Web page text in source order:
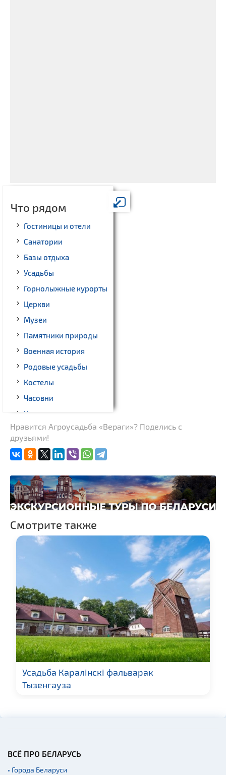
Что рядом
Гостиницы и отели
Санатории
Базы отдыха
Усадьбы
Горнолыжные курорты
Церкви
Музеи
Памятники природы
Военная история
Родовые усадьбы
Костелы
Часовни
Национальные парки и
Спортивные
Нравится Агроусадьба «Вераги»? Поделись с
друзьями!
Смотрите также
Усадьба Каралінскі фальварак
Тызенгауза
ВСЁ ПРО БЕЛАРУСЬ
• Города Беларуси